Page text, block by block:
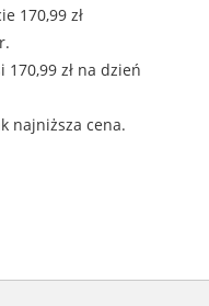
170,99 zł
zł na dzień
najniższa cena.